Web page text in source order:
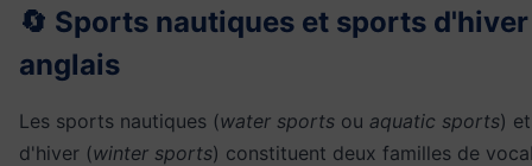
🔄 Sports nautiques et sports
anglais
Les sports nautiques (water sports ou aquatic sports)
d'hiver (winter sports) constituent deux familles de